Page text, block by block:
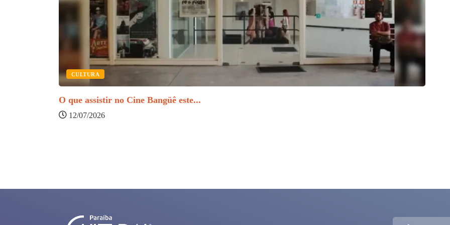
CULTURA
O que assistir no Cine Bangüê este...
12/07/2026